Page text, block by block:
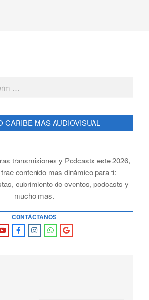
CARIBE MAS AUDIOVISUAL
transmisiones y Podcasts este 2026,
contenido mas dinámico para ti:
cubrimiento de eventos, podcasts y
mucho mas.
CONTÁCTANOS